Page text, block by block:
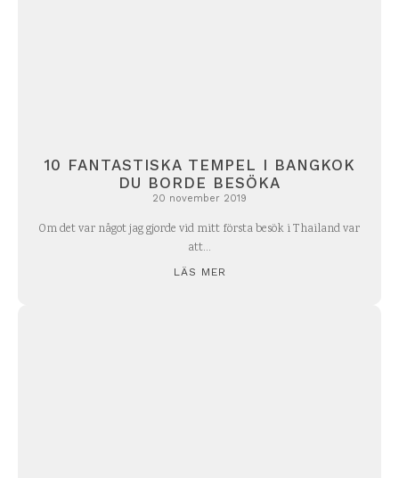
10 FANTASTISKA TEMPEL I BANGKOK
DU BORDE BESÖKA
20 november 2019
Om det var något jag gjorde vid mitt första besök i Thailand var
att...
LÄS MER